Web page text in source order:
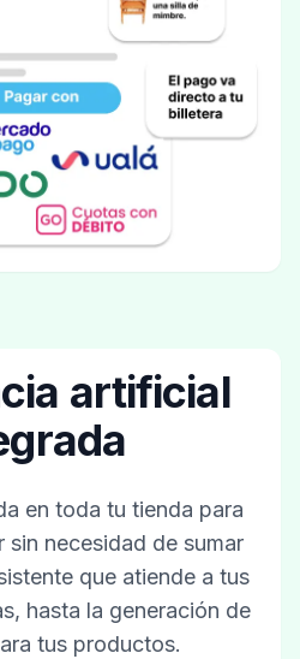
artificial
en toda tu tienda para
sin necesidad de sumar
que atiende a tus
hasta la generación de
tus productos.